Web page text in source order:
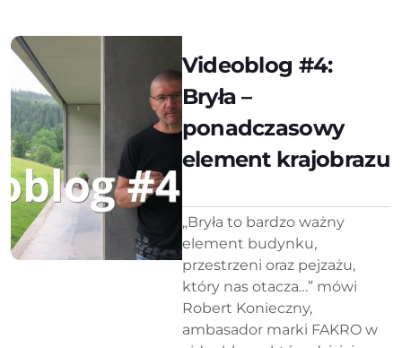
Videoblog #4:
Bryła –
ponadczasowy
element krajobrazu
„Bryła to bardzo ważny
element budynku,
przestrzeni oraz pejzażu,
który nas otacza…” mówi
Robert Konieczny,
ambasador marki FAKRO w